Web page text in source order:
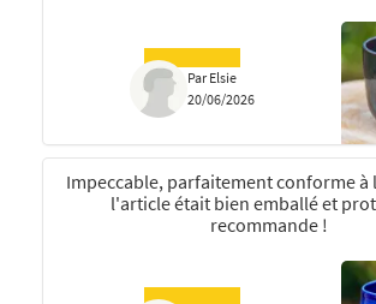
Par Elsie
20/06/2026
Impeccable, parfaitement conforme à
l'article était bien emballé et
recommande !